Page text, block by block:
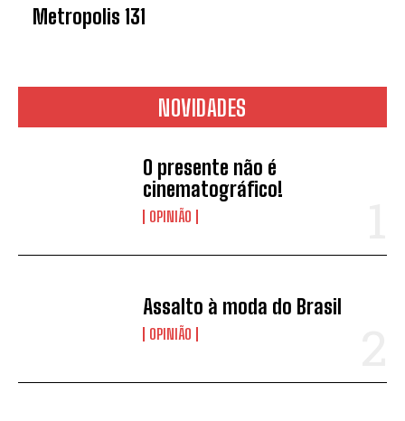
Metropolis 131
NOVIDADES
O presente não é
cinematográfico!
OPINIÃO
Assalto à moda do Brasil
OPINIÃO